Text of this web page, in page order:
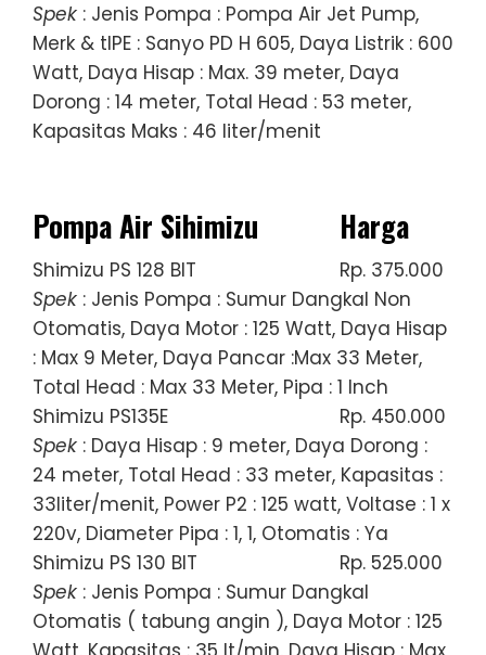
Spek : Jenis Pompa : Pompa Air Jet Pump,
Merk & tIPE : Sanyo PD H 605, Daya Listrik : 600
Watt, Daya Hisap : Max. 39 meter, Daya
Dorong : 14 meter, Total Head : 53 meter,
Kapasitas Maks : 46 liter/menit
Pompa Air Sihimizu Harga
Shimizu PS 128 BIT
Rp. 375.000
Spek : Jenis Pompa : Sumur Dangkal Non
Otomatis, Daya Motor : 125 Watt, Daya Hisap
: Max 9 Meter, Daya Pancar :Max 33 Meter,
Total Head : Max 33 Meter, Pipa : 1 Inch
Shimizu PS135E
Rp. 450.000
Spek : Daya Hisap : 9 meter, Daya Dorong :
24 meter, Total Head : 33 meter, Kapasitas :
33liter/menit, Power P2 : 125 watt, Voltase : 1 x
220v, Diameter Pipa : 1, 1, Otomatis : Ya
Shimizu PS 130 BIT
Rp. 525.000
Spek : Jenis Pompa : Sumur Dangkal
Otomatis ( tabung angin ), Daya Motor : 125